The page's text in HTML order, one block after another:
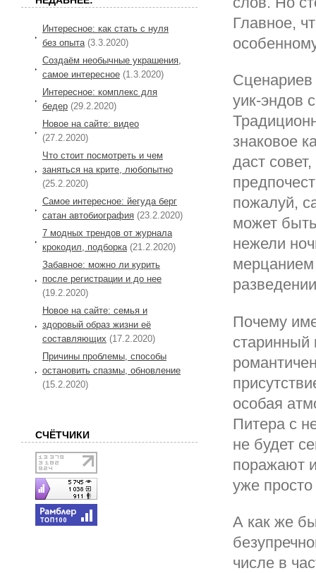
Главное,
Сценариев
уик-эндов
знаковое
даст
пожалуй,
может
нежели
Почему
старинный
особая
Питера с
не будет
поражают
уже
А как же
числе в
Интересное: как стать с нуля
без опыта (3.3.2020)
Создаём необычные украшения,
самое интересное (1.3.2020)
Интересное: комплекс для
бедер (29.2.2020)
Новое на сайте: видео
(27.2.2020)
Что стоит посмотреть и чем
заняться на крите, любопытно
(25.2.2020)
Самое интересное: йегуда берг
сатан автобиография (23.2.2020)
7 модных трендов от журнала
крокодил, подборка (21.2.2020)
Забавное: можно ли курить
после регистрации и до нее
(19.2.2020)
Новое на сайте: семья и
здоровый образ жизни её
составляющих (17.2.2020)
Причины проблемы, способы
остановить спазмы, обновление
(15.2.2020)
СЧЁТЧИКИ